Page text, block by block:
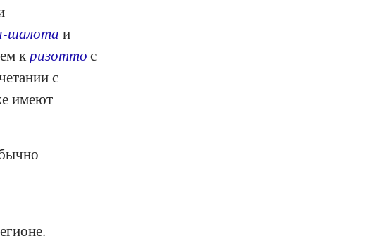
шалота и
кризоттос
с
имеют